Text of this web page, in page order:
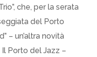
che, per la serata
del Porto
– un’altra novità
Porto del Jazz –